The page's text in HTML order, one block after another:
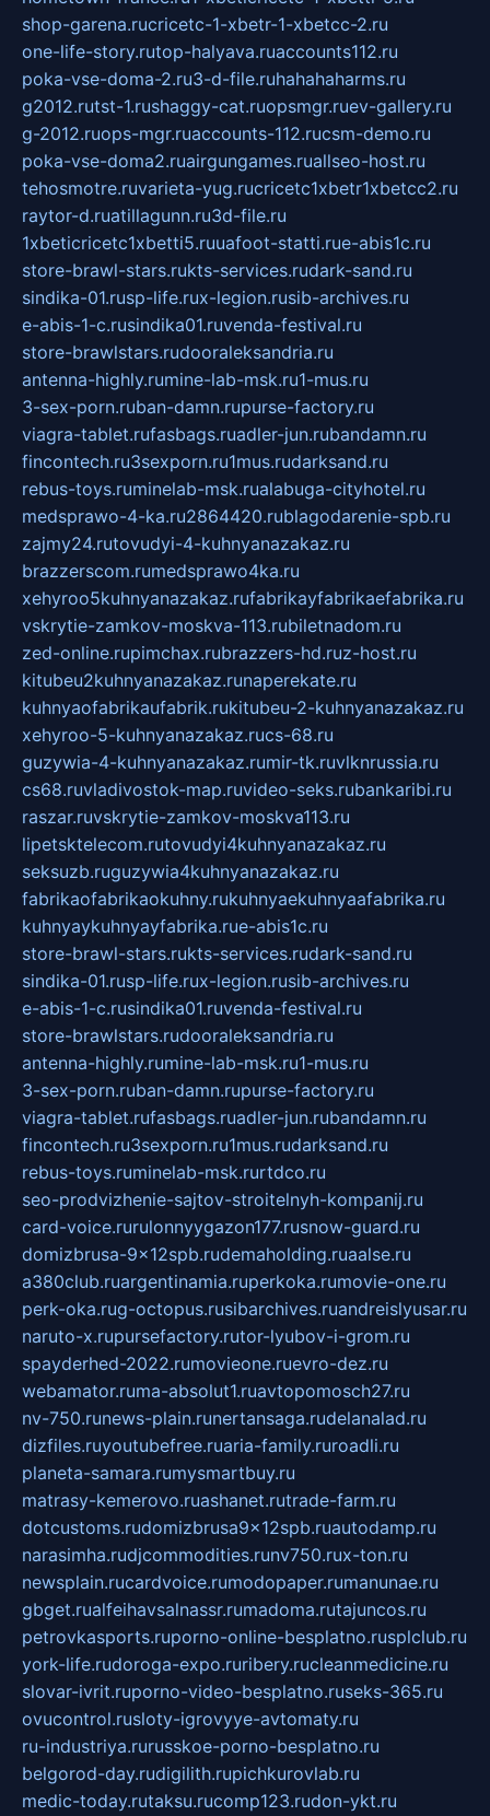
shop-garena.rucricetc-1-xbetr-1-xbetcc-2.ru
one-life-story.rutop-halyava.ruaccounts112.ru
poka-vse-doma-2.ru3-d-file.ruhahahaharms.ru
g2012.rutst-1.rushaggy-cat.ruopsmgr.ruev-gallery.ru
g-2012.ruops-mgr.ruaccounts-112.rucsm-demo.ru
poka-vse-doma2.ruairgungames.ruallseo-host.ru
tehosmotre.ruvarieta-yug.rucricetc1xbetr1xbetcc2.ru
raytor-d.ruatillagunn.ru3d-file.ru
1xbeticricetc1xbetti5.ruuafoot-statti.rue-abis1c.ru
store-brawl-stars.rukts-services.rudark-sand.ru
sindika-01.rusp-life.rux-legion.rusib-archives.ru
e-abis-1-c.rusindika01.ruvenda-festival.ru
store-brawlstars.rudooraleksandria.ru
antenna-highly.rumine-lab-msk.ru1-mus.ru
3-sex-porn.ruban-damn.rupurse-factory.ru
viagra-tablet.rufasbags.ruadler-jun.rubandamn.ru
fincontech.ru3sexporn.ru1mus.rudarksand.ru
rebus-toys.ruminelab-msk.rualabuga-cityhotel.ru
medsprawo-4-ka.ru2864420.rublagodarenie-spb.ru
zajmy24.rutovudyi-4-kuhnyanazakaz.ru
brazzerscom.rumedsprawo4ka.ru
xehyroo5kuhnyanazakaz.rufabrikayfabrikaefabrika.ru
vskrytie-zamkov-moskva-113.rubiletnadom.ru
zed-online.rupimchax.rubrazzers-hd.ruz-host.ru
kitubeu2kuhnyanazakaz.runaperekate.ru
kuhnyaofabrikaufabrik.rukitubeu-2-kuhnyanazakaz.ru
xehyroo-5-kuhnyanazakaz.rucs-68.ru
guzywia-4-kuhnyanazakaz.rumir-tk.ruvlknrussia.ru
cs68.ruvladivostok-map.ruvideo-seks.rubankaribi.ru
raszar.ruvskrytie-zamkov-moskva113.ru
lipetsktelecom.rutovudyi4kuhnyanazakaz.ru
seksuzb.ruguzywia4kuhnyanazakaz.ru
fabrikaofabrikaokuhny.rukuhnyaekuhnyaafabrika.ru
kuhnyaykuhnyayfabrika.rue-abis1c.ru
store-brawl-stars.rukts-services.rudark-sand.ru
sindika-01.rusp-life.rux-legion.rusib-archives.ru
e-abis-1-c.rusindika01.ruvenda-festival.ru
store-brawlstars.rudooraleksandria.ru
antenna-highly.rumine-lab-msk.ru1-mus.ru
3-sex-porn.ruban-damn.rupurse-factory.ru
viagra-tablet.rufasbags.ruadler-jun.rubandamn.ru
fincontech.ru3sexporn.ru1mus.rudarksand.ru
rebus-toys.ruminelab-msk.rurtdco.ru
seo-prodvizhenie-sajtov-stroitelnyh-kompanij.ru
card-voice.rurulonnyygazon177.rusnow-guard.ru
domizbrusa-9x12spb.rudemaholding.ruaalse.ru
a380club.ruargentinamia.ruperkoka.rumovie-one.ru
perk-oka.rug-octopus.rusibarchives.ruandreislyusar.ru
naruto-x.rupursefactory.rutor-lyubov-i-grom.ru
spayderhed-2022.rumovieone.ruevro-dez.ru
webamator.ruma-absolut1.ruavtopomosch27.ru
nv-750.runews-plain.runertansaga.rudelanalad.ru
dizfiles.ruyoutubefree.ruaria-family.ruroadli.ru
planeta-samara.rumysmartbuy.ru
matrasy-kemerovo.ruashanet.rutrade-farm.ru
dotcustoms.rudomizbrusa9x12spb.ruautodamp.ru
narasimha.rudjcommodities.runv750.rux-ton.ru
newsplain.rucardvoice.rumodopaper.rumanunae.ru
gbget.rualfeihavsalnassr.rumadoma.rutajuncos.ru
petrovkasports.ruporno-online-besplatno.rusplclub.ru
york-life.rudoroga-expo.ruribery.rucleanmedicine.ru
slovar-ivrit.ruporno-video-besplatno.ruseks-365.ru
ovucontrol.rusloty-igrovyye-avtomaty.ru
ru-industriya.rurusskoe-porno-besplatno.ru
belgorod-day.rudigilith.rupichkurovlab.ru
medic-today.rutaksu.rucomp123.rudon-ykt.ru